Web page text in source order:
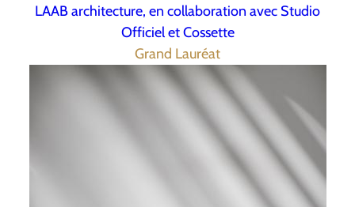
LAAB architecture, en collaboration avec Studio
Officiel et Cossette
Grand Lauréat